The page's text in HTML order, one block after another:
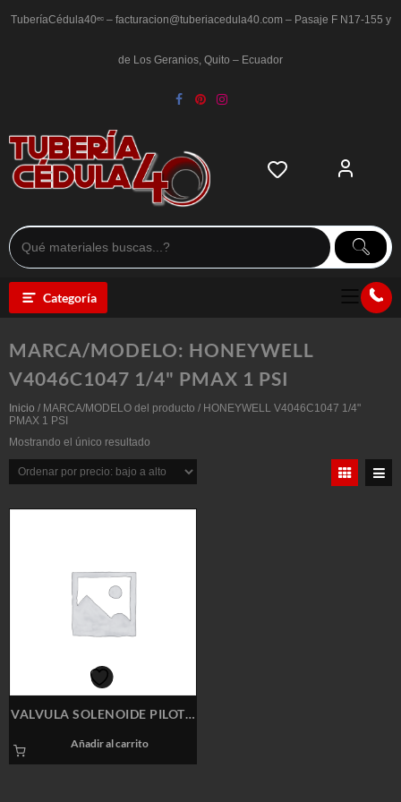
TuberíaCédula40ᵉᶜ – facturacion@tuberiacedula40.com – Pasaje F N17-155 y
de Los Geranios, Quito – Ecuador
Categoría
MARCA/MODELO: HONEYWELL
V4046C1047 1/4" PMAX 1 PSI
Inicio / MARCA/MODELO del producto / HONEYWELL V4046C1047 1/4"
PMAX 1 PSI
Mostrando el único resultado
VALVULA SOLENOIDE PILOTO
V4046C1047 1/4″ PMAX 1 PSI
Añadir al carrito